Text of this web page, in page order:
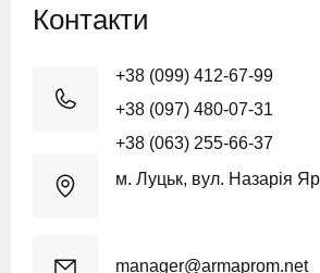
Контакти
+38 (099) 412-67-99
+38 (097) 480-07-31
+38 (063) 255-66-37
м. Луцьк, вул. Назарія
manager@armaprom.net